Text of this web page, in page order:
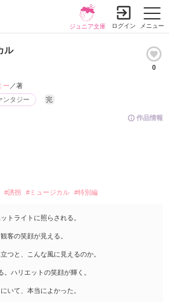
メニュー
ジュニア文庫 ログイン
ル
0
作品情報
ンタジー 完
ー ／著
#誘拐 #ミュージカル #特別編
トライトに照らされる。
観客の笑顔が見える。
つと、こんな風に見えるのか。
。ハリエットの笑顔が輝く。
いて、本当によかった。